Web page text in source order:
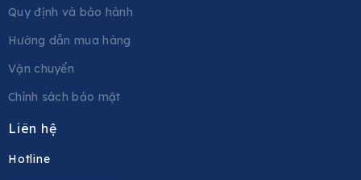
Quy định và bảo hành
Hướng dẫn mua hàng
Vận chuyển
Chính sách bảo mật
Liên hệ
Hotline